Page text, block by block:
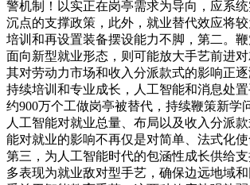
警机制！以实正在岗亭需求为导向，应系
沉点的支撑政策，此外，就业替代效应将
培训和再设置装备摆设能力不脚，第二。鞭
面向新型就业形态，则可能放大手艺前进对
其对劳动力市场和收入分派款式的影响正
持续培训和专业成长，人工智能和消息处
约900万个工做岗亭被替代，持续鞭策新学
人工智能对就业总量、布局以及收入分派
能对就业的影响不再仅是对简单、法式化使
第三，为人工智能时代的包涵性成长供给
多表现为就业敌对型手艺，确保边远地域